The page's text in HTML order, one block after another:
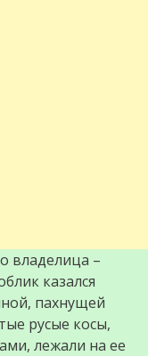
владелица –
казался
пахнущей
русые косы,
лежали на ее